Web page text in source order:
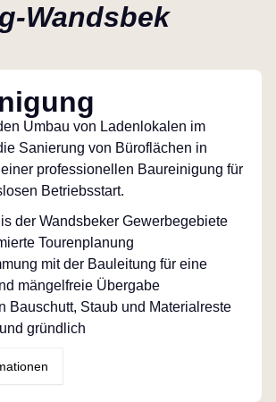
Wandsbek
Umbau von Ladenlokalen im
Sanierung von Büroflächen in
professionellen Baureinigung für
Betriebsstart.
der Wandsbeker Gewerbegebiete
Tourenplanung
mit der Bauleitung für eine
mängelfreie Übergabe
Bauschutt, Staub und Materialreste
gründlich